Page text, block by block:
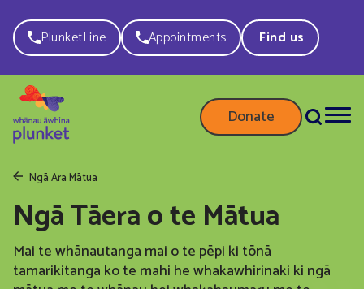
PlunketLine Appointments Find us
Donate
Ngā Ara Mātua
Ngā Tāera o te Mātua
Mai te whānautanga mai o te pēpi ki tōnā
tamarikitanga ko te mahi he whakawhirinaki ki ngā